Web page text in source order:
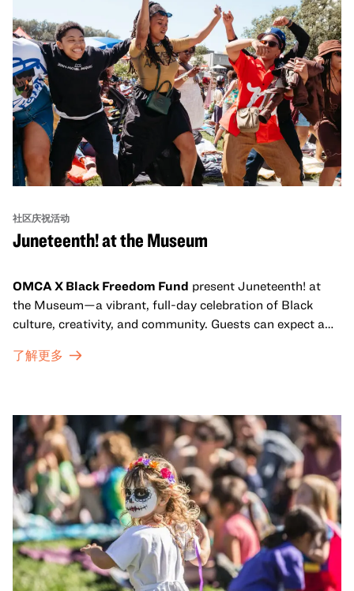
社区庆祝活动
Juneteenth! at the Museum
OMCA X Black Freedom Fund present Juneteenth! at
the Museum—a vibrant, full-day celebration of Black
culture, creativity, and community. Guests can expect a
sets from boundary-pushing artists, delicious offerings
move, make, and connect in celebration of Black culture.
了解更多